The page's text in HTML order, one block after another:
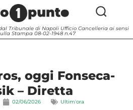
Tribunale di Napoli Ufficio Cancelleria ai sensi
Stampa 08-02-1948 n.47
oggi Fonseca-
– Diretta
02/06/2026 Ultim'ora